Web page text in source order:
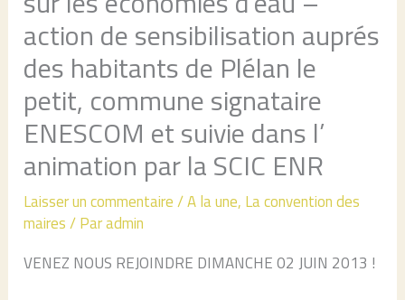
action de sensibilisation auprés
des habitants de Plélan le
petit, commune signataire
ENESCOM et suivie dans l’
animation par la SCIC ENR
Laisser un commentaire/A la une, La convention des
maires/ Paradmin
VENEZ NOUS REJOINDRE DIMANCHE 02 JUIN 2013 !